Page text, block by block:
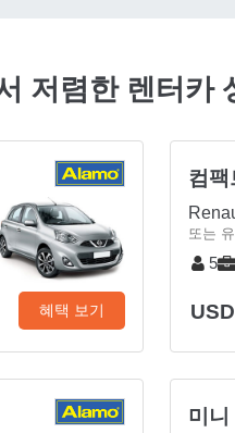
저렴한 렌터카
혜택 보기
컴팩
또는
5
미니